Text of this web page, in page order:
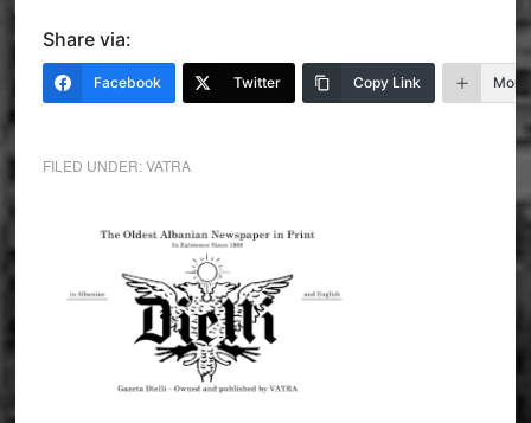
Share via:
Facebook Twitter Copy Link More
FILED UNDER:VATRA